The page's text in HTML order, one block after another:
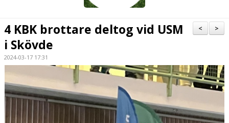
TRÄNINGSTIDER
TÄVLINGSPROGRAM
TÄVLINGSRESULTAT
CUP KLIPPAN
>
<
4 KBK brottare deltog vid USM
i Skövde
2024-03-17 17:31